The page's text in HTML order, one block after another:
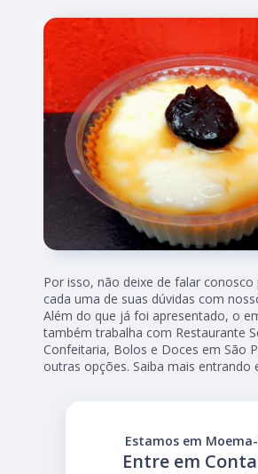
Por isso, não deixe de falar conosco
cada uma de suas dúvidas com
Além do que já foi apresentado, o
também trabalha com Restaurante
Confeitaria, Bolos e Doces em São
outras opções. Saiba mais entrando
Entre em
Estamos em Moema-